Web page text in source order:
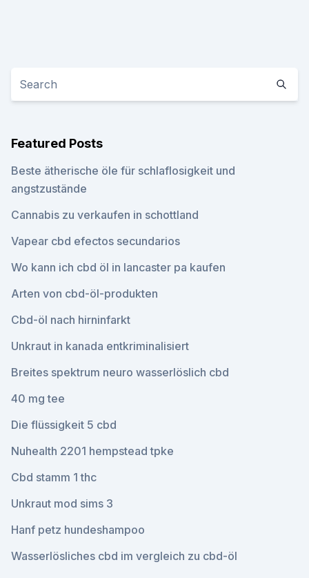
Featured Posts
Beste ätherische öle für schlaflosigkeit und
angstzustände
Cannabis zu verkaufen in schottland
Vapear cbd efectos secundarios
Wo kann ich cbd öl in lancaster pa kaufen
Arten von cbd-öl-produkten
Cbd-öl nach hirninfarkt
Unkraut in kanada entkriminalisiert
Breites spektrum neuro wasserlöslich cbd
40 mg tee
Die flüssigkeit 5 cbd
Nuhealth 2201 hempstead tpke
Cbd stamm 1 thc
Unkraut mod sims 3
Hanf petz hundeshampoo
Wasserlösliches cbd im vergleich zu cbd-öl